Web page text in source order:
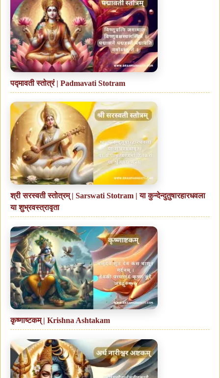
पद्मावती स्तोत्रं | Padmavati Stotram
श्री सरस्वती स्तोत्रम् | Sarswati Stotram | या कुन्देन्दुतुषारहारधवला
या शुभ्रवस्त्रावृता
कृष्णाष्टकम् | Krishna Ashtakam